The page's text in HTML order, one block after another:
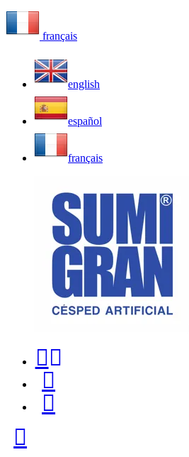
français
english
español
français